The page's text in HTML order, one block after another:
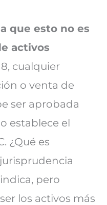
que esto no es
activos
cualquier
o venta de
ser aprobada
establece el
¿Qué es
pero
los activos más